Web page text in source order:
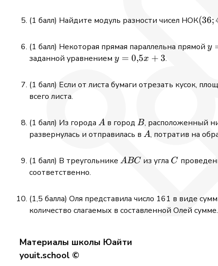
(1 балл) Найдите модуль разности чисел НОК(36;
(1 балл) Некоторая прямая параллельна прямой y
y
заданной уравнением y =
+ 3
y = 0,5x + 3.
(1 балл) Если от листа бумаги отрезать кусок,
всего листа.
(1 балл) Из города A
A в город B
B, расположенный
развернулась и отправилась в A
A, потратив на
(1 балл) В треугольнике ABC
ABC из угла C
C
соответственно.
(1,5 балла) Оля представила число 161 в виде
количество слагаемых в составленной Олей сумме.
Материалы школы Юайти
youit.school ©